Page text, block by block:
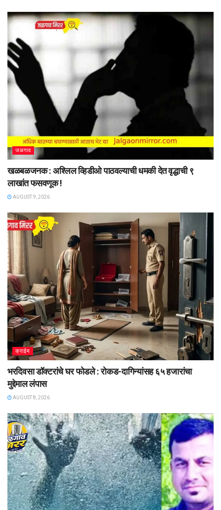
जळगाव
खळबळजनक : अश्लिल व्हिडीओ पाठवल्याची धमकी देत वृद्धाची ९
लाखांत फसवणूक !
AUGUST 9, 2026
क्राईम
भरदिवसा डॉक्टरांचे घर फोडले : रोकड-दागिन्यांसह ६५ हजारांचा
मुद्देमाल लंपास
AUGUST 8, 2026